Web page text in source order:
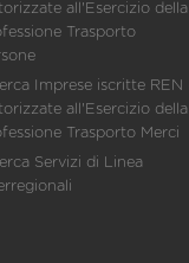
all'Esercizio della
Trasporto
Imprese iscritte REN
all'Esercizio della
Trasporto Merci
Servizi di Linea